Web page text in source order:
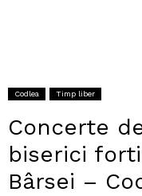
Codlea Timp liber
Concerte
biserici
Bârsei –